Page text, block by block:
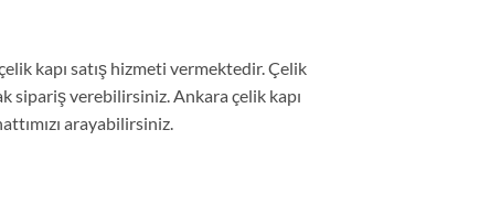
kapı satış hizmeti vermektedir. Çelik
sipariş verebilirsiniz. Ankara çelik kapı
arayabilirsiniz.